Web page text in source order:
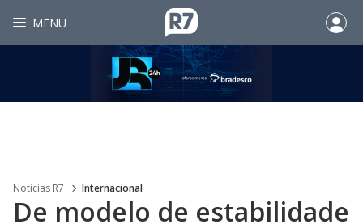
MENU
Noticias R7 Internacional
De modelo de estabilidade